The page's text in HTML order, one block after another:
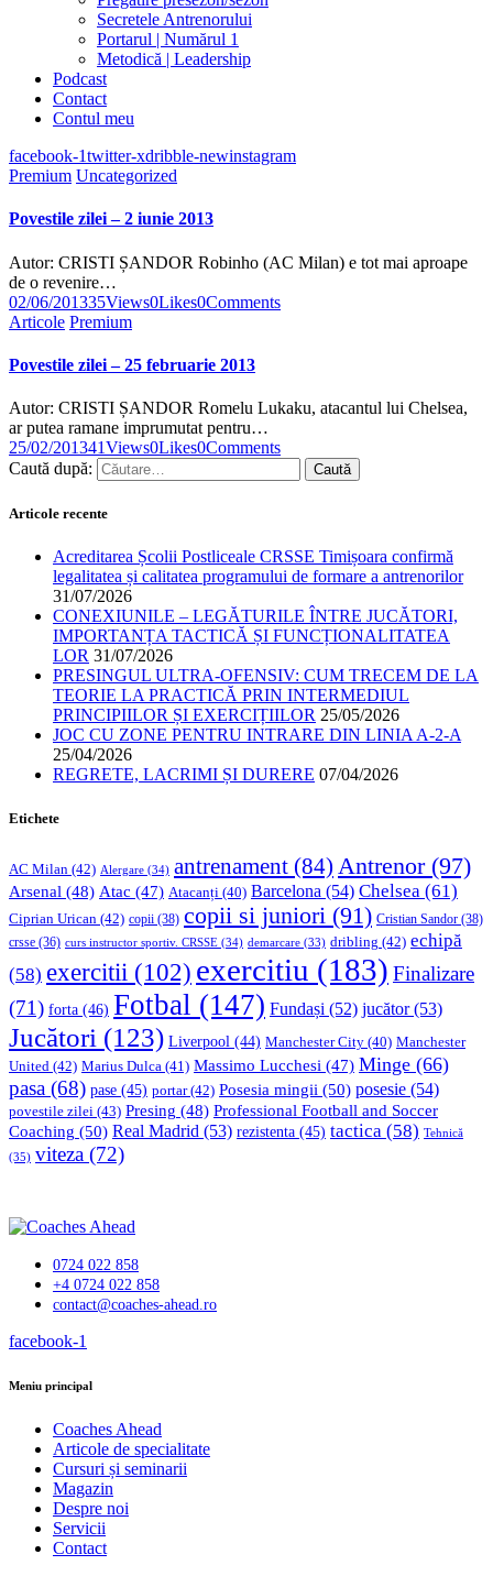
Secretele Antrenorului
Portarul | Numărul 1
Metodică | Leadership
Podcast
Contact
Contul meu
facebook-1twitter-xdribble-newinstagram
Premium Uncategorized
Povestile zilei – 2 iunie 2013
Autor: CRISTI ȘANDOR Robinho (AC Milan) e tot mai aproape
de o revenire…
02/06/201335Views0Likes0Comments
Articole Premium
Povestile zilei – 25 februarie 2013
Autor: CRISTI ȘANDOR Romelu Lukaku, atacantul lui Chelsea,
ar putea ramane imprumutat pentru…
25/02/201341Views0Likes0Comments
Caută după:
Articole recente
Acreditarea Școlii Postliceale CRSSE Timișoara confirmă
legalitatea și calitatea programului de formare a antrenorilor
31/07/2026
CONEXIUNILE – LEGĂTURILE ÎNTRE JUCĂTORI,
IMPORTANȚA TACTICĂ ȘI FUNCȚIONALITATEA
LOR 31/07/2026
PRESINGUL ULTRA-OFENSIV: CUM TRECEM DE LA
TEORIE LA PRACTICĂ PRIN INTERMEDIUL
PRINCIPIILOR ȘI EXERCIȚIILOR 25/05/2026
JOC CU ZONE PENTRU INTRARE DIN LINIA A-2-A
25/04/2026
REGRETE, LACRIMI ȘI DURERE 07/04/2026
Etichete
AC Milan (42) Alergare (34) antrenament (84) Antrenor(97)
Arsenal (48) Atac (47) Atacanți (40) Barcelona (54) Chelsea (61)
Ciprian Urican (42) copii (38) copii si juniori (91) Cristian Sandor (38)
crsse (36) curs instructor sportiv. CRSSE (34) demarcare (33) dribling (42) echipă
(58) exercitii (102) exercitiu (183) Finalizare
(71) forta (46) Fotbal (147) Fundași (52) jucător(53)
Jucători (123) Liverpool (44) Manchester City (40) Manchester
United (42) Marius Dulca (41) Massimo Lucchesi (47) Minge (66)
pasa (68) pase (45) portar(42) Posesia mingii (50) posesie (54)
povestile zilei (43) Presing (48) Professional Football and Soccer
Coaching (50) Real Madrid (53) rezistenta (45) tactica (58) Tehnică
(35) viteza (72)
0724 022 858
+4 0724 022 858
contact@coaches-ahead.ro
facebook-1
Meniu principal
Coaches Ahead
Articole de specialitate
Cursuri și seminarii
Magazin
Despre noi
Servicii
Contact